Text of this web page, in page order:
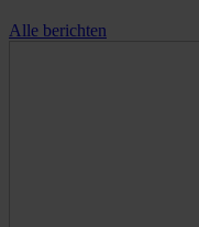
Alle berichten